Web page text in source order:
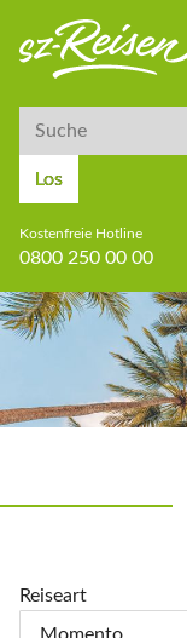
Suche
Los
Kostenfreie Hotline
0800 250 00 00
Reiseart